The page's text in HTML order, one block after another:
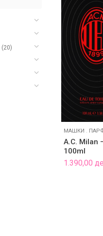
МАШКИ .
A.C. Milan
100ml
1.390,00
(20)